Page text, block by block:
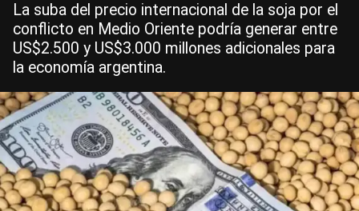
La suba del precio internacional de la soja por el
conflicto en Medio Oriente podría generar entre
US$2.500 y US$3.000 millones adicionales para
la economía argentina.